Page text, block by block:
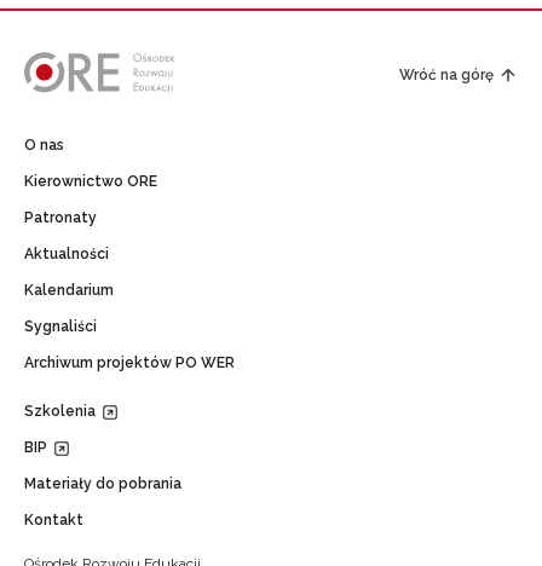
Wróć na górę
O nas
Kierownictwo ORE
Patronaty
Aktualności
Kalendarium
Sygnaliści
Archiwum projektów PO WER
Szkolenia
BIP
Materiały do pobrania
Kontakt